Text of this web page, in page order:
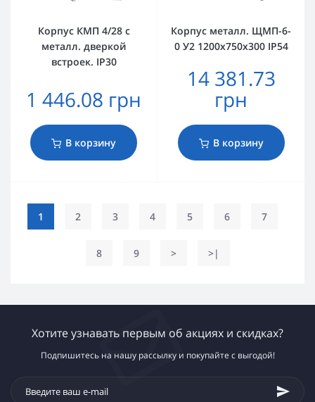
Корпус КМП 4/28 с
металл. дверкой
встроек. IP30
1 446.08 грн
В корзину
Корпус металл. ЩМП-6-
0 У2 1200х750х300 IP54
14 381.73
грн
В корзину
1 2 3 4 5 6 7
8 9 > >|
Хотите узнавать первым об акциях и скидках?
Подпишитесь на нашу рассылку и покупайте с выгодой!